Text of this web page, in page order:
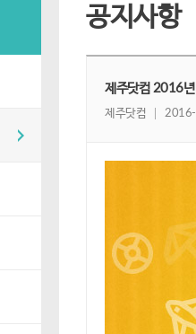
공지사항
제주닷컴 2016년
제주닷컴